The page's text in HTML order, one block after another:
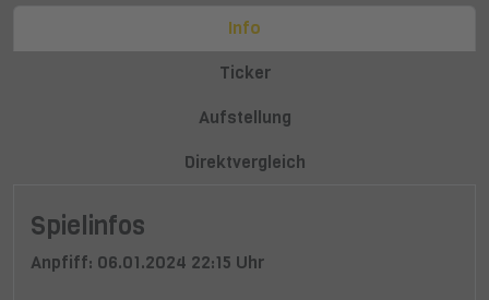
Info
Ticker
Aufstellung
Direktvergleich
Spielinfos
Anpfiff: 06.01.2024 22:15 Uhr